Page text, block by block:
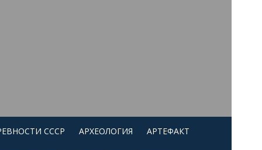
СССР АРХЕОЛОГИЯ АРТЕФАКТ